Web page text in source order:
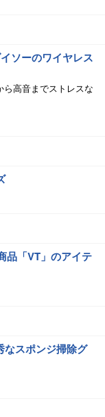
ソーのワイヤレス
高音までストレスな
品「VT」のアイテ
なスポンジ掃除グ